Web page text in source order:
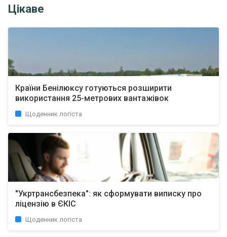
Цікаве
Країни Бенілюксу готуються розширити
використання 25-метрових вантажівок
Щоденник логіста
"Укртрансбезпека": як сформувати виписку про
ліцензію в ЄКІС
Щоденник логіста